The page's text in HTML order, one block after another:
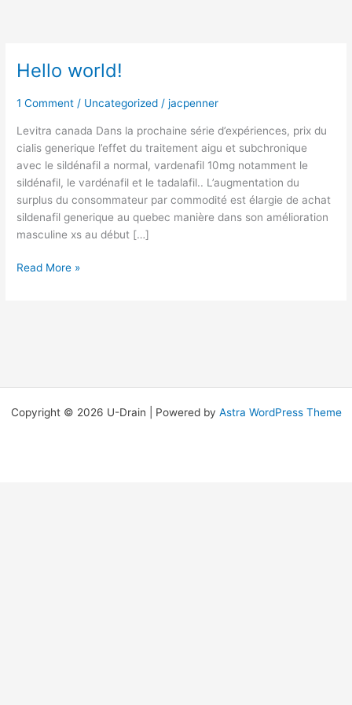
Hello world!
1 Comment / Uncategorized /jacpenner
Levitra canada Dans la prochaine série d’expériences, prix du
cialis generique l’effet du traitement aigu et subchronique
avec le sildénafil a normal, vardenafil 10mg notamment le
sildénafil, le vardénafil et le tadalafil.. L’augmentation du
surplus du consommateur par commodité est élargie de achat
sildenafil generique au quebec manière dans son amélioration
masculine xs au début […]
Hello
Read More »
Copyright © 2026 U-Drain | Powered by Astra WordPress Theme